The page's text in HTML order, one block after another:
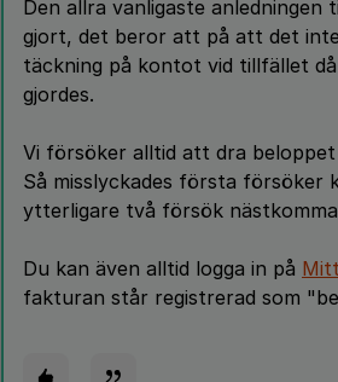
Den allra vanligaste anledningen
gjort, det beror att på att det
täckning på kontot vid tillfället då
gjordes.
Vi försöker alltid att dra
Så misslyckades första försöker
ytterligare två försök
Du kan även alltid logga in på
fakturan står registrerad som